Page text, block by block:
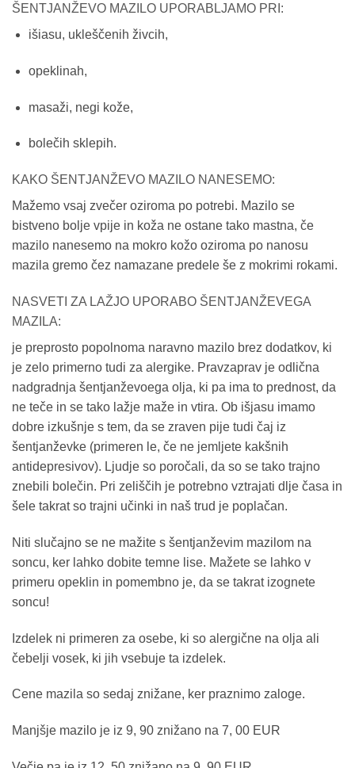
ŠENTJANŽEVO MAZILO UPORABLJAMO PRI:
išiasu, ukleščenih živcih,
opeklinah,
masaži, negi kože,
bolečih sklepih.
KAKO ŠENTJANŽEVO MAZILO NANESEMO:
Mažemo vsaj zvečer oziroma po potrebi. Mazilo se
bistveno bolje vpije in koža ne ostane tako mastna, če
mazilo nanesemo na mokro kožo oziroma po nanosu
mazila gremo čez namazane predele še z mokrimi rokami.
NASVETI ZA LAŽJO UPORABO ŠENTJANŽEVEGA
MAZILA:
je preprosto popolnoma naravno mazilo brez dodatkov, ki
je zelo primerno tudi za alergike. Pravzaprav je odlična
nadgradnja šentjanževoega olja, ki pa ima to prednost, da
ne teče in se tako lažje maže in vtira. Ob išjasu imamo
dobre izkušnje s tem, da se zraven pije tudi čaj iz
šentjanževke (primeren le, če ne jemljete kakšnih
antidepresivov). Ljudje so poročali, da so se tako trajno
znebili bolečin. Pri zeliščih je potrebno vztrajati dlje časa in
šele takrat so trajni učinki in naš trud je poplačan.
Niti slučajno se ne mažite s šentjanževim mazilom na
soncu, ker lahko dobite temne lise. Mažete se lahko v
primeru opeklin in pomembno je, da se takrat izognete
soncu!
Izdelek ni primeren za osebe, ki so alergične na olja ali
čebelji vosek, ki jih vsebuje ta izdelek.
Cene mazila so sedaj znižane, ker praznimo zaloge.
Manjšje mazilo je iz 9, 90 znižano na 7, 00 EUR